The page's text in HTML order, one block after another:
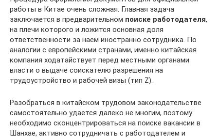
работы в Китае очень сложная. Главная задача
заключается в предварительном поиске работодателя,
на плечи которого и ложится основная доля
ответственности за наем иностранно сотрудника. По
аналогии с европейскими странами, именно китайская
компания ходатайствует перед местными органами
власти о выдаче соискателю разрешения на
трудоустройство и рабочей визы (тип Z).
Разобраться в китайском трудовом законодательстве
самостоятельно удается далеко не многим, поэтому
необходимо сконцентрироваться на поиске вакансии в
Шанхае, активно сотрудничать с работодателем и